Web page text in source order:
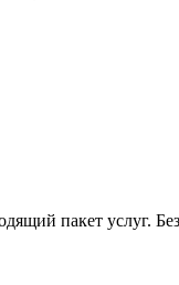
пакет услуг. Без